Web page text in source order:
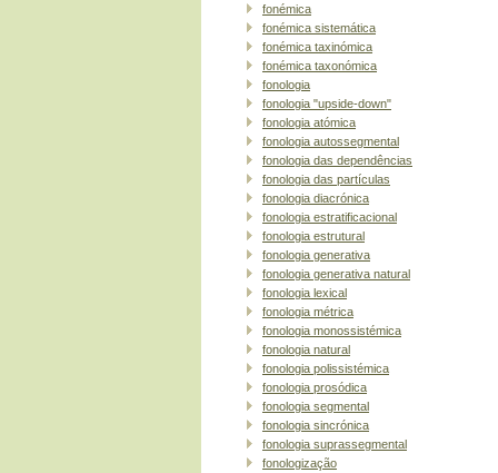
fonémica
fonémica sistemática
fonémica taxinómica
fonémica taxonómica
fonologia
fonologia "upside-down"
fonologia atómica
fonologia autossegmental
fonologia das dependências
fonologia das partículas
fonologia diacrónica
fonologia estratificacional
fonologia estrutural
fonologia generativa
fonologia generativa natural
fonologia lexical
fonologia métrica
fonologia monossistémica
fonologia natural
fonologia polissistémica
fonologia prosódica
fonologia segmental
fonologia sincrónica
fonologia suprassegmental
fonologização